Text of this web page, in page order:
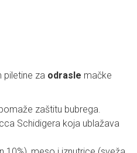
piletine za odrasle mačke
zaštitu bubrega.
Schidigera koja ublažava